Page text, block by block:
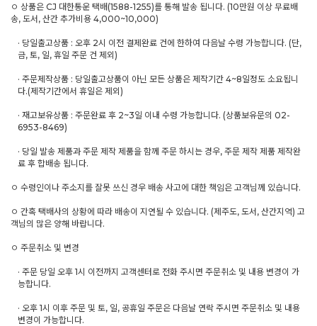
ㅇ 상품은 CJ 대한통운 택배(1588-1255)를 통해 발송 됩니다. (10만원 이상 무료배
송, 도서, 산간 추가비용 4,000~10,000)
· 당일출고상품 : 오후 2시 이전 결제완료 건에 한하여 다음날 수령 가능합니다. (단,
금, 토, 일, 휴일 주문 건 제외)
· 주문제작상품 : 당일출고상품이 아닌 모든 상품은 제작기간 4~8일정도 소요됩니
다.(제작기간에서 휴일은 제외)
· 재고보유상품 : 주문완료 후 2~3일 이내 수령 가능합니다. (상품보유문의 02-
6953-8469)
· 당일 발송 제품과 주문 제작 제품을 함께 주문 하시는 경우, 주문 제작 제품 제작완
료 후 합배송 됩니다.
ㅇ 수령인이나 주소지를 잘못 쓰신 경우 배송 사고에 대한 책임은 고객님께 있습니다.
ㅇ 간혹 택배사의 상황에 따라 배송이 지연될 수 있습니다. (제주도, 도서, 산간지역) 고
객님의 많은 양해 바랍니다.
ㅇ 주문취소 및 변경
· 주문 당일 오후 1시 이전까지 고객센터로 전화 주시면 주문취소 및 내용 변경이 가
능합니다.
· 오후 1시 이후 주문 및 토, 일, 공휴일 주문은 다음날 연락 주시면 주문취소 및 내용
변경이 가능합니다.